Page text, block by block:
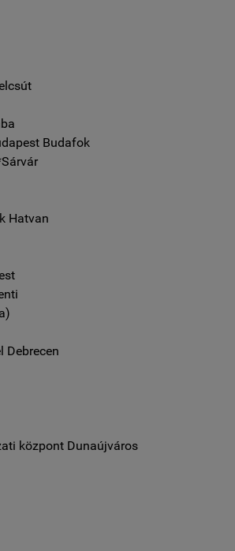
Budafok
Sárvár
Hatvan
Debrecen
központ Dunaújváros